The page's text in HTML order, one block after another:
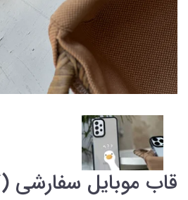
قاب موبایل سفارشی